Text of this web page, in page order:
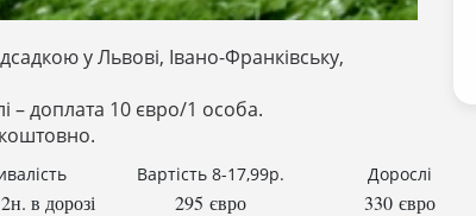
у Львові, Івано-Франківську,
– доплата 10 євро/1 особа.
Вартість 8-17,99р.
Дорослі
в дорозі 295 євро 330 євро